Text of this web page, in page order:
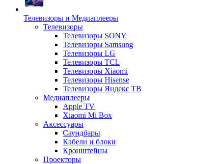
Телевизоры и Медиаплееры
Телевизоры
Телевизоры SONY
Телевизоры Samsung
Телевизоры LG
Телевизоры TCL
Телевизоры Xiaomi
Телевизоры Hisense
Телевизоры Яндекс ТВ
Медиаплееры
Apple TV
Xiaomi Mi Box
Аксессуары
Саундбары
Кабели и блоки
Кронштейны
Проекторы